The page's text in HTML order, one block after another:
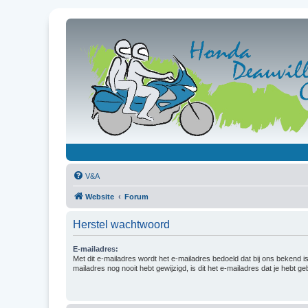
V&A
Website Forum
Herstel wachtwoord
E-mailadres:
Met dit e-mailadres wordt het e-mailadres bedoeld dat bij ons bekend
mailadres nog nooit hebt gewijzigd, is dit het e-mailadres dat je hebt